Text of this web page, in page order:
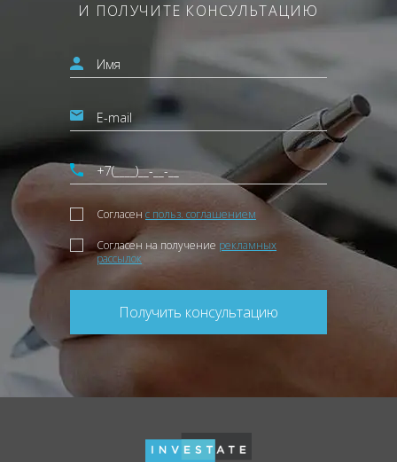
И ПОЛУЧИТЕ КОНСУЛЬТАЦИЮ
Согласен с польз. соглашением
Согласен на получение рекламных
рассылок
Получить консультацию